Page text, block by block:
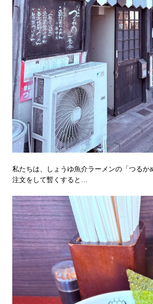
私たちは、しょうゆ魚介ラーメンの「つるか
注文をして暫くすると…